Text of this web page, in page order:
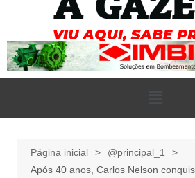
Página inicial
@principal_1
Após 40 anos, Carlos Nelson